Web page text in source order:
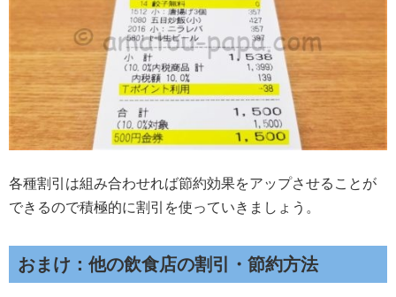
各種割引は組み合わせれば節約効果をアップさせることが
できるので積極的に割引を使っていきましょう。
おまけ：他の飲食店の割引・節約方法